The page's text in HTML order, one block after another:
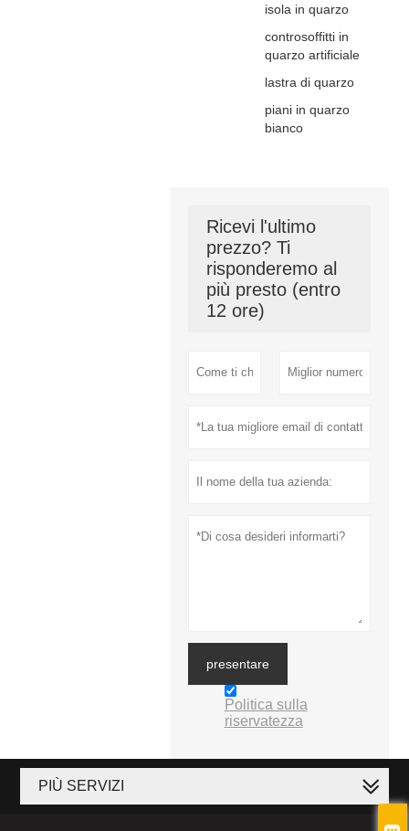
isola in quarzo
controsoffitti in
quarzo artificiale
lastra di quarzo
piani in quarzo
bianco
Ricevi l'ultimo
prezzo? Ti
risponderemo al
più presto (entro
12 ore)
presentare
Politica sulla
riservatezza
PIÙ SERVIZI